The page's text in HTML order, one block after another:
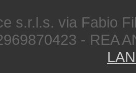
s.r.l.s. via Fabio
- REA